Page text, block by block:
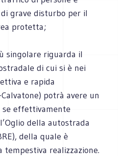
grave disturbo per il
protetta;
singolare riguarda il
di cui si è nei
e rapida
potrà avere un
se effettivamente
della autostrada
della quale è
realizzazione.